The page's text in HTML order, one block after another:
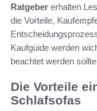
Ratgeber erhalten
die Vorteile,
Kaufguide werden
beachtet werden
Die Vorteile
Schlafsofas